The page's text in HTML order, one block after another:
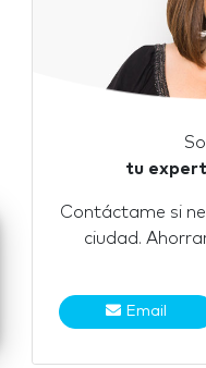
tu
Contáctame si
ciudad.
Email